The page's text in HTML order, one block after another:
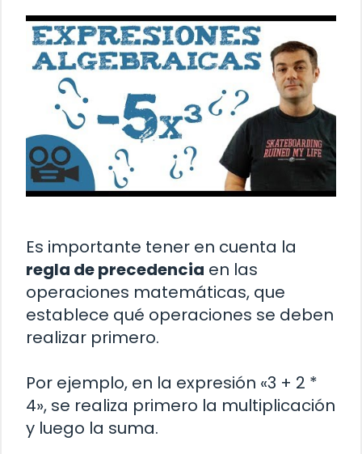
Es importante tener en cuenta la
regla de precedencia en las
operaciones matemáticas, que
establece qué operaciones se deben
realizar primero.
Por ejemplo, en la expresión «3 + 2 *
4», se realiza primero la multiplicación
y luego la suma.